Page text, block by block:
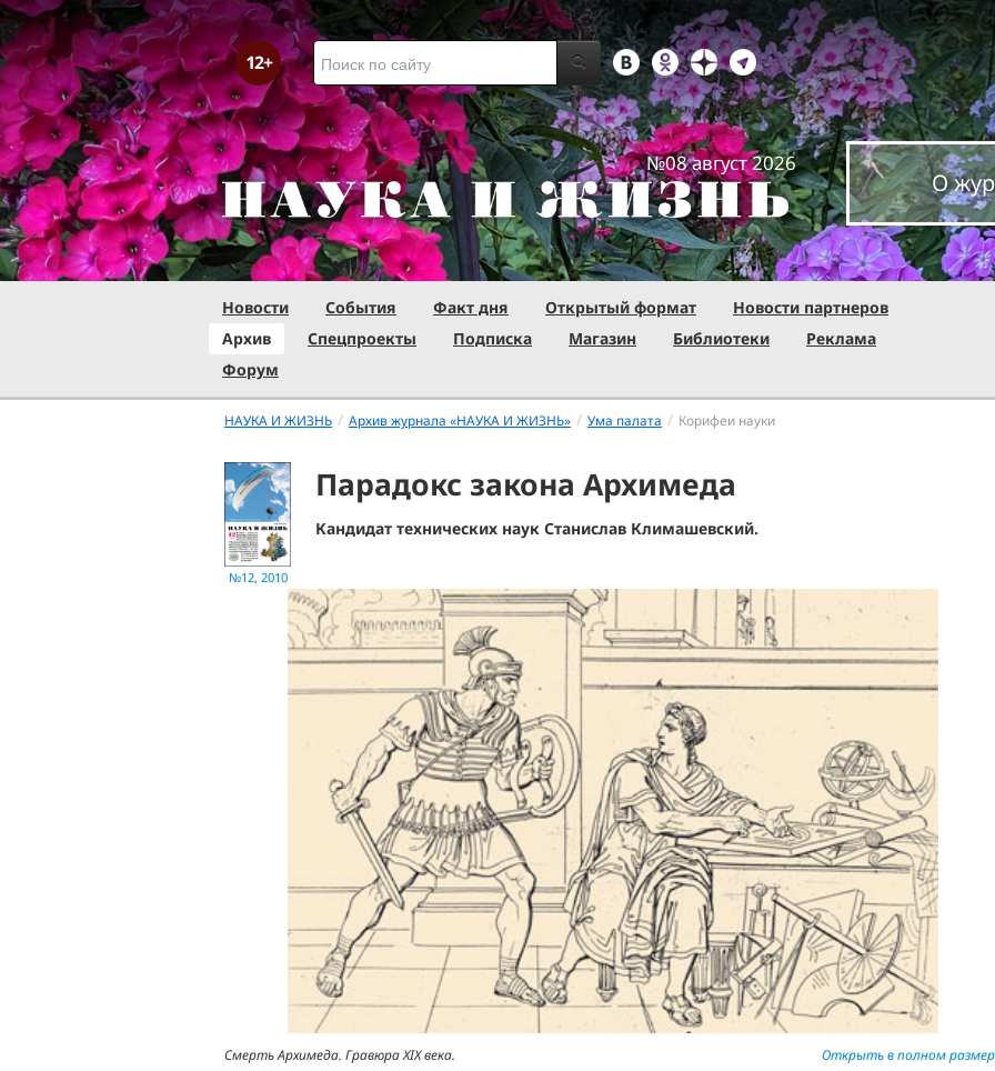
№08 август 2026
О
Новости События Факт дня Открытый формат
Новости партнеров
Архив
Спецпроекты Подписка Магазин Библиотеки
Реклама
Форум
НАУКА И ЖИЗНЬ / Архив журнала «НАУКА И ЖИЗНЬ» / Ума палата / Корифеи науки
№12, 2010
Парадокс закона Архимеда
Кандидат технических наук Станислав Климашевский.
Смерть Архимеда. Гравюра XIX века. Открыть в полном